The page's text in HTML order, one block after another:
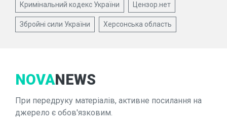
Кримінальний кодекс України Цензор.нет
Збройні сили України Херсонська область
NOVANEWS
При передруку матеріалів, активне посилання на
джерело є обов'язковим.